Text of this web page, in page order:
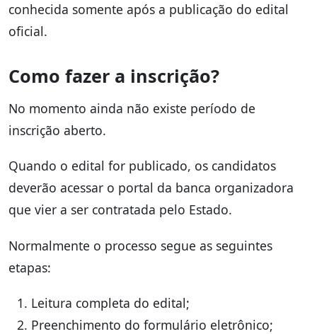
conhecida somente após a publicação do edital
oficial.
Como fazer a inscrição?
No momento ainda não existe período de
inscrição aberto.
Quando o edital for publicado, os candidatos
deverão acessar o portal da banca organizadora
que vier a ser contratada pelo Estado.
Normalmente o processo segue as seguintes
etapas:
Leitura completa do edital;
Preenchimento do formulário eletrônico;